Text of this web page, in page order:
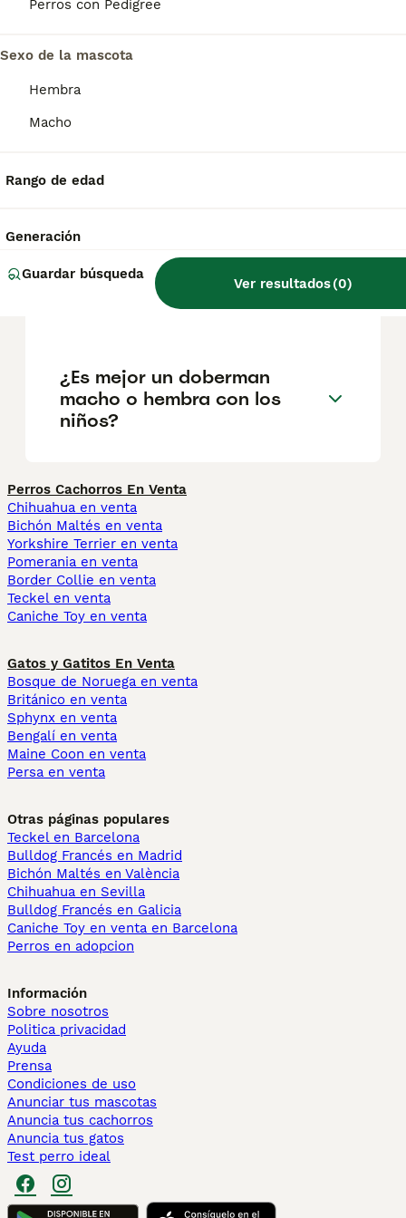
Perros con Pedigree
Sexo de la mascota
Hembra
Macho
Rango de edad
Generación
Guardar búsqueda
Ver resultados(0)
¿Es bueno tener un
dóberman en casa?
¿Cuántos cachorros tienen
los dobermans?
¿Es mejor un doberman
macho o hembra con los
niños?
Perros Cachorros En Venta
Chihuahua en venta
Bichón Maltés en venta
Yorkshire Terrier en venta
Pomerania en venta
Border Collie en venta
Teckel en venta
Caniche Toy en venta
Gatos y Gatitos En Venta
Bosque de Noruega en venta
Británico en venta
Sphynx en venta
Bengalí en venta
Maine Coon en venta
Persa en venta
Otras páginas populares
Teckel en Barcelona
Bulldog Francés en Madrid
Bichón Maltés en València
Chihuahua en Sevilla
Bulldog Francés en Galicia
Caniche Toy en venta en Barcelona
Perros en adopcion
Información
Sobre nosotros
Politica privacidad
Ayuda
Prensa
Condiciones de uso
Anunciar tus mascotas
Anuncia tus cachorros
Anuncia tus gatos
Test perro ideal